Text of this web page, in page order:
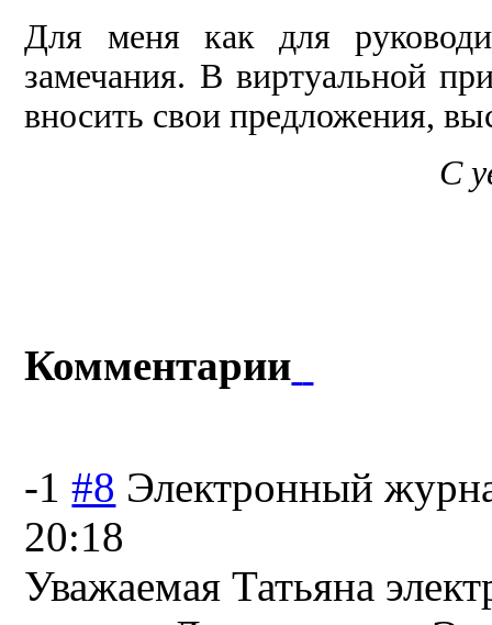
Для меня как для
замечания. В виртуальной
вносить свои предложения,
С
Комментарии
-1 #8 Электронный
20:18
Уважаемая Татьяна